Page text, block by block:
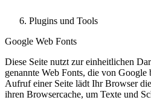
Plugins und Tools
Google Web Fonts
Diese Seite nutzt zur einheitlichen
genannte Web Fonts, die von
Aufruf einer Seite lädt Ihr Browser
ihren Browsercache, um Texte und